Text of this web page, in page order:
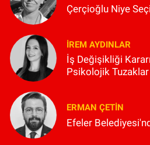
Çerçioğlu Niye
İREM AYDINLAR
İş Değişikliği
Psikolojik Tuzaklar
ERMAN ÇETIN
Efeler